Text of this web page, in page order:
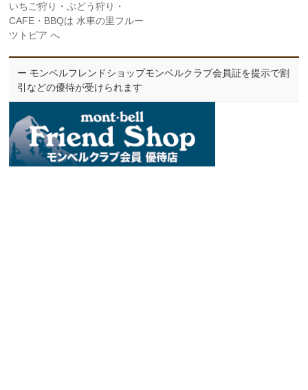
いちご狩り・ぶどう狩り・
CAFE・BBQは 水車の里フルー
ツトピア へ
ー モンベルフレンドショップモンベルクラブ会員証を提示で割
引などの優待が受けられます